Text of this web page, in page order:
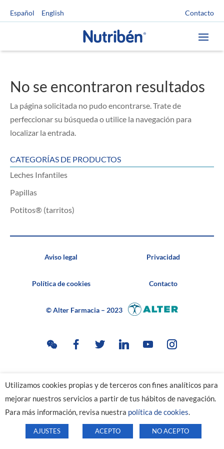
Español English Contacto
No se encontraron resultados
La página solicitada no pudo encontrarse. Trate de
perfeccionar su búsqueda o utilice la navegación para
localizar la entrada.
CATEGORÍAS DE PRODUCTOS
Leches Infantiles
Papillas
Potitos® (tarritos)
Aviso legal Privacidad
Política de cookies Contacto
© Alter Farmacia – 2023
Utilizamos cookies propias y de terceros con fines analíticos para
mejorar nuestros servicios a partir de tus hábitos de navegación.
Para más información, revisa nuestra política de cookies.
AJUSTES ACEPTO NO ACEPTO